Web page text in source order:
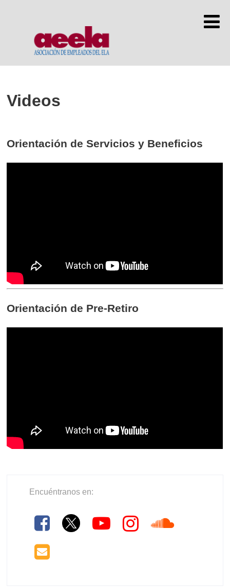
Videos
Orientación de Servicios y Beneficios
Orientación de Pre-Retiro
Encuéntranos en: